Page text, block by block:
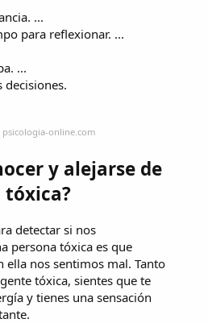
...
para reflexionar. ...
...
decisiones.
online.com
y alejarse de
tóxica?
detectar si nos
persona tóxica es que
ella nos sentimos mal. Tanto
tóxica, sientes que te
y tienes una sensación